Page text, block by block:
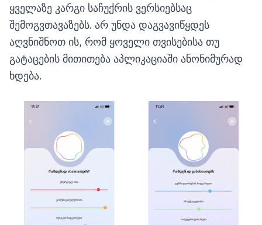
ყველაზე კარგი საჩუქრის ვერსიებსაც
შემოგვთავაზებს. არ უნდა დაგვავიწყდეს
აღვნიშნოთ ის, რომ ყოველი თვისებისა თუ
გატაცების მითითება აპლიკაციაში ანონიმურად
ხდება.